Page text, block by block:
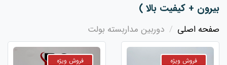
بیرون + کیفیت بالا )
صفحه اصلی دوربین مداربسته بولت